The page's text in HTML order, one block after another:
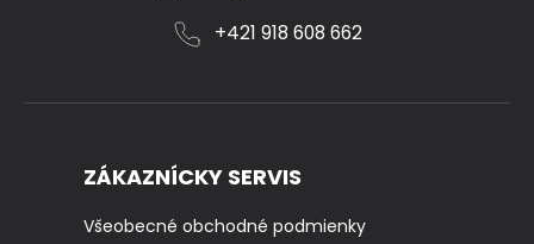
+421 918 608 662
ZÁKAZNÍCKY SERVIS
Všeobecné obchodné podmienky